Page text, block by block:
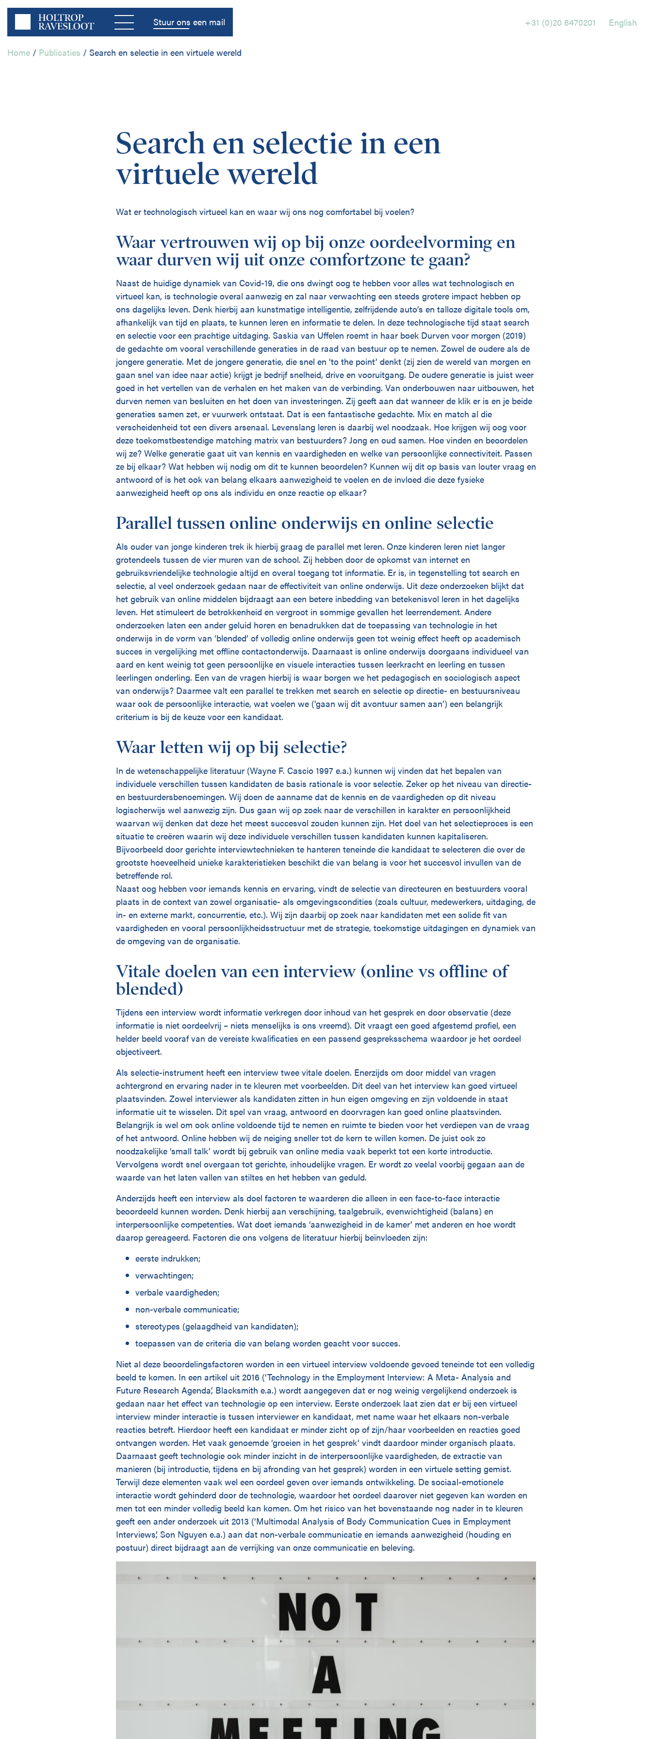
Stuur ons een mail +31 (0)20 6470201 English
Home / Publicaties / Search en selectie in een virtuele wereld
Menu
Bedrijfsleven
Publicaties
Publieke Sector
Contact
Disciplines
Search en selectie in een
virtuele wereld
Wat er technologisch virtueel kan en waar wij ons nog comfortabel bij voelen?
Waar vertrouwen wij op bij onze oordeelvorming en
waar durven wij uit onze comfortzone te gaan?
Naast de huidige dynamiek van Covid-19, die ons dwingt oog te hebben voor alles wat technologisch en
virtueel kan, is technologie overal aanwezig en zal naar verwachting een steeds grotere impact hebben op
ons dagelijks leven. Denk hierbij aan kunstmatige intelligentie, zelfrijdende auto’s en talloze digitale tools om,
afhankelijk van tijd en plaats, te kunnen leren en informatie te delen. In deze technologische tijd staat search
en selectie voor een prachtige uitdaging. Saskia van Uffelen roemt in haar boek Durven voor morgen (2019)
de gedachte om vooral verschillende generaties in de raad van bestuur op te nemen. Zowel de oudere als de
jongere generatie. Met de jongere generatie, die snel en ‘to the point’ denkt (zij zien de wereld van morgen en
gaan snel van idee naar actie) krijgt je bedrijf snelheid, drive en vooruitgang. De oudere generatie is juist weer
goed in het vertellen van de verhalen en het maken van de verbinding. Van onderbouwen naar uitbouwen, het
durven nemen van besluiten en het doen van investeringen. Zij geeft aan dat wanneer de klik er is en je beide
generaties samen zet, er vuurwerk ontstaat. Dat is een fantastische gedachte. Mix en match al die
verscheidenheid tot een divers arsenaal. Levenslang leren is daarbij wel noodzaak. Hoe krijgen wij oog voor
deze toekomstbestendige matching matrix van bestuurders? Jong en oud samen. Hoe vinden en beoordelen
wij ze? Welke generatie gaat uit van kennis en vaardigheden en welke van persoonlijke connectiviteit. Passen
ze bij elkaar? Wat hebben wij nodig om dit te kunnen beoordelen? Kunnen wij dit op basis van louter vraag en
antwoord of is het ook van belang elkaars aanwezigheid te voelen en de invloed die deze fysieke
aanwezigheid heeft op ons als individu en onze reactie op elkaar?
Parallel tussen online onderwijs en online selectie
Als ouder van jonge kinderen trek ik hierbij graag de parallel met leren. Onze kinderen leren niet langer
grotendeels tussen de vier muren van de school. Zij hebben door de opkomst van internet en
gebruiksvriendelijke technologie altijd en overal toegang tot informatie. Er is, in tegenstelling tot search en
selectie, al veel onderzoek gedaan naar de effectiviteit van online onderwijs. Uit deze onderzoeken blijkt dat
het gebruik van online middelen bijdraagt aan een betere inbedding van betekenisvol leren in het dagelijks
leven. Het stimuleert de betrokkenheid en vergroot in sommige gevallen het leerrendement. Andere
onderzoeken laten een ander geluid horen en benadrukken dat de toepassing van technologie in het
onderwijs in de vorm van ‘blended’ of volledig online onderwijs geen tot weinig effect heeft op academisch
succes in vergelijking met offline contactonderwijs. Daarnaast is online onderwijs doorgaans individueel van
aard en kent weinig tot geen persoonlijke en visuele interacties tussen leerkracht en leerling en tussen
leerlingen onderling. Een van de vragen hierbij is waar borgen we het pedagogisch en sociologisch aspect
van onderwijs? Daarmee valt een parallel te trekken met search en selectie op directie- en bestuursniveau
waar ook de persoonlijke interactie, wat voelen we (‘gaan wij dit avontuur samen aan’) een belangrijk
criterium is bij de keuze voor een kandidaat.
Waar letten wij op bij selectie?
In de wetenschappelijke literatuur (Wayne F. Cascio 1997 e.a.) kunnen wij vinden dat het bepalen van
individuele verschillen tussen kandidaten de basis rationale is voor selectie. Zeker op het niveau van directie-
en bestuurdersbenoemingen. Wij doen de aanname dat de kennis en de vaardigheden op dit niveau
logischerwijs wel aanwezig zijn. Dus gaan wij op zoek naar de verschillen in karakter en persoonlijkheid
waarvan wij denken dat deze het meest succesvol zouden kunnen zijn. Het doel van het selectieproces is een
situatie te creëren waarin wij deze individuele verschillen tussen kandidaten kunnen kapitaliseren.
Bijvoorbeeld door gerichte interviewtechnieken te hanteren teneinde die kandidaat te selecteren die over de
grootste hoeveelheid unieke karakteristieken beschikt die van belang is voor het succesvol invullen van de
betreffende rol.
Naast oog hebben voor iemands kennis en ervaring, vindt de selectie van directeuren en bestuurders vooral
plaats in de context van zowel organisatie- als omgevingscondities (zoals cultuur, medewerkers, uitdaging, de
in- en externe markt, concurrentie, etc.). Wij zijn daarbij op zoek naar kandidaten met een solide fit van
vaardigheden en vooral persoonlijkheidsstructuur met de strategie, toekomstige uitdagingen en dynamiek van
de omgeving van de organisatie.
Vitale doelen van een interview (online vs offline of
blended)
Tijdens een interview wordt informatie verkregen door inhoud van het gesprek en door observatie (deze
informatie is niet oordeelvrij – niets menselijks is ons vreemd). Dit vraagt een goed afgestemd profiel, een
helder beeld vooraf van de vereiste kwalificaties en een passend gespreksschema waardoor je het oordeel
objectiveert.
Als selectie-instrument heeft een interview twee vitale doelen. Enerzijds om door middel van vragen
achtergrond en ervaring nader in te kleuren met voorbeelden. Dit deel van het interview kan goed virtueel
plaatsvinden. Zowel interviewer als kandidaten zitten in hun eigen omgeving en zijn voldoende in staat
informatie uit te wisselen. Dit spel van vraag, antwoord en doorvragen kan goed online plaatsvinden.
Belangrijk is wel om ook online voldoende tijd te nemen en ruimte te bieden voor het verdiepen van de vraag
of het antwoord. Online hebben wij de neiging sneller tot de kern te willen komen. De juist ook zo
noodzakelijke ‘small talk’ wordt bij gebruik van online media vaak beperkt tot een korte introductie.
Vervolgens wordt snel overgaan tot gerichte, inhoudelijke vragen. Er wordt zo veelal voorbij gegaan aan de
waarde van het laten vallen van stiltes en het hebben van geduld.
Anderzijds heeft een interview als doel factoren te waarderen die alleen in een face-to-face interactie
beoordeeld kunnen worden. Denk hierbij aan verschijning, taalgebruik, evenwichtigheid (balans) en
interpersoonlijke competenties. Wat doet iemands ‘aanwezigheid in de kamer’ met anderen en hoe wordt
daarop gereageerd. Factoren die ons volgens de literatuur hierbij beïnvloeden zijn:
eerste indrukken;
verwachtingen;
verbale vaardigheden;
non-verbale communicatie;
stereotypes (gelaagdheid van kandidaten);
toepassen van de criteria die van belang worden geacht voor succes.
Niet al deze beoordelingsfactoren worden in een virtueel interview voldoende gevoed teneinde tot een volledig
beeld te komen. In een artikel uit 2016 (‘Technology in the Employment Interview: A Meta- Analysis and
Future Research Agenda’, Blacksmith e.a.) wordt aangegeven dat er nog weinig vergelijkend onderzoek is
gedaan naar het effect van technologie op een interview. Eerste onderzoek laat zien dat er bij een virtueel
interview minder interactie is tussen interviewer en kandidaat, met name waar het elkaars non-verbale
reacties betreft. Hierdoor heeft een kandidaat er minder zicht op of zijn/haar voorbeelden en reacties goed
ontvangen worden. Het vaak genoemde ‘groeien in het gesprek’ vindt daardoor minder organisch plaats.
Daarnaast geeft technologie ook minder inzicht in de interpersoonlijke vaardigheden, de extractie van
manieren (bij introductie, tijdens en bij afronding van het gesprek) worden in een virtuele setting gemist.
Terwijl deze elementen vaak wel een oordeel geven over iemands ontwikkeling. De sociaal-emotionele
interactie wordt gehinderd door de technologie, waardoor het oordeel daarover niet gegeven kan worden en
men tot een minder volledig beeld kan komen. Om het risico van het bovenstaande nog nader in te kleuren
geeft een ander onderzoek uit 2013 (‘Multimodal Analysis of Body Communication Cues in Employment
Interviews’, Son Nguyen e.a.) aan dat non-verbale communicatie en iemands aanwezigheid (houding en
postuur) direct bijdraagt aan de verrijking van onze communicatie en beleving.